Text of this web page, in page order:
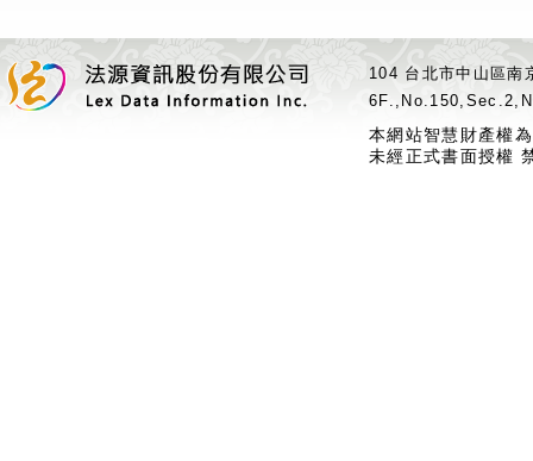
104 台北市中山區
本網站智慧財產權
未經正式書面授權